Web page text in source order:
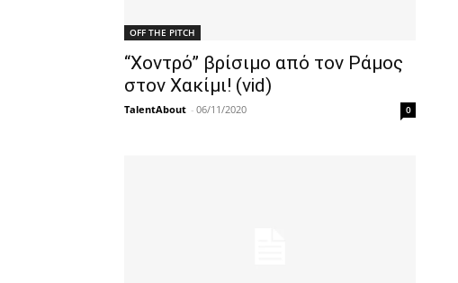
OFF THE PITCH
“Χοντρό” βρίσιμο από τον Ράμος
στον Χακίμι! (vid)
TalentAbout - 06/11/2020 0